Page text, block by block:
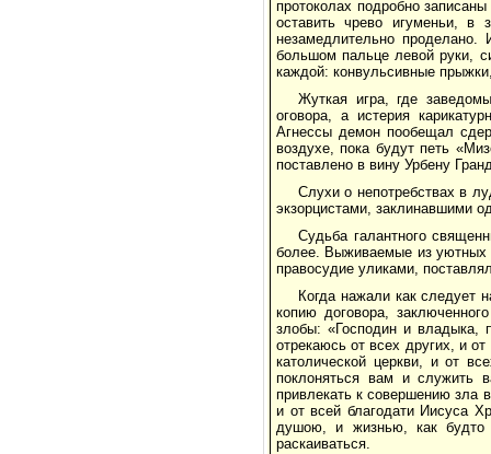
протоколах подробно
оставить чрево игуменьи,
незамедлительно проделано.
большом пальце левой руки,
каждой: конвульсивные
Жуткая игра, где
оговора, а истерия
Агнессы демон пообещал
воздухе, пока будут петь
поставлено в вину Урбену
Слухи о непотребствах в
экзорцистами, заклинавшими
Судьба галантного
более. Выживаемые из уютных
правосудие уликами,
Когда нажали как следует
копию договора,
злобы: «Господин и владыка,
отрекаюсь от всех других, и
католической церкви, и от
поклоняться вам и служить
привлекать к совершению зла
и от всей благодати Иисуса
душою, и жизнью, как
раскаиваться.